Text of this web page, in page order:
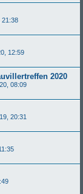
21:38
12:59
2020
08:09
20:31